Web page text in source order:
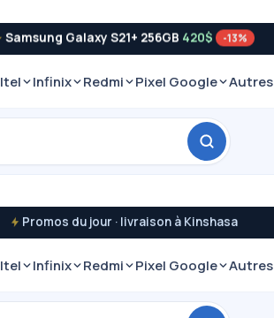
Samsung Galaxy S21+ 256GB 420$ -13%
Itel Infinix Redmi Pixel Google Autres
Promos du jour · livraison à Kinshasa
Itel Infinix Redmi Pixel Google Autres